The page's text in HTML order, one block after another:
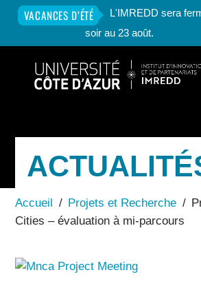
VACANCES D’ÉTÉ
L'IMREDD sera
soir au 23 août.
content
Accueil / Projets et Recherche /
Cities – évaluation à mi-parcours